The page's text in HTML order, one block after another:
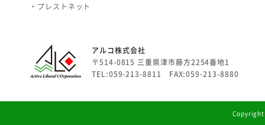
・プレストネット
アルコ株式会社
〒514-0815 三重県津市藤方2254番地1
TEL:059-213-8811 FAX:059-213-8880
Copyright